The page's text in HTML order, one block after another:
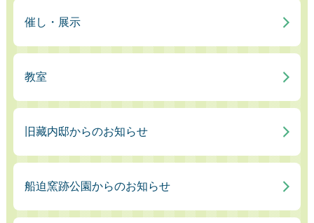
催し・展示
教室
旧藏内邸からのお知らせ
船迫窯跡公園からのお知らせ